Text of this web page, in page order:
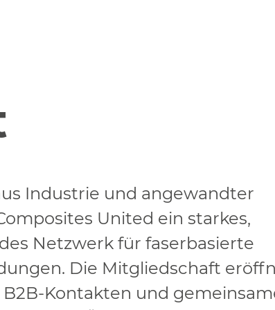
Industrie und angewandter
United ein starkes,
Netzwerk für faserbasierte
Die Mitgliedschaft
Kontakten und